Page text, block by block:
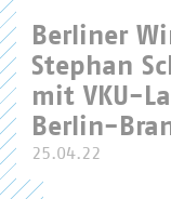
Berliner
Stephan
mit VKU-
Berlin-
25.04.22